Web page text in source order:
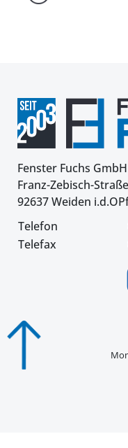
Fenster Fuchs GmbH
Franz-Zebisch-
92637 Weiden
Telefon
Telefax